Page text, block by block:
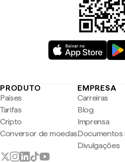
PRODUTO
Países
Tarifas
Cripto
Conversor de moedas
EMPRESA
Carreiras
Blog
Imprensa
Documentos
Divulgações